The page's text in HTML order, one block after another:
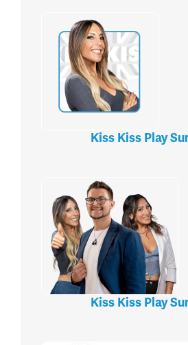
Kiss Kiss Play
Kiss Kiss Play